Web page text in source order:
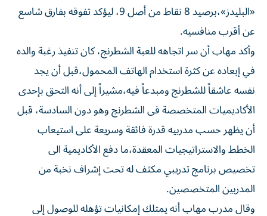
«البليدز»،برصيد 8 نقاط من أصل 9، ليؤكد تفوقه بفارق شاسع
عن أقرب منافسيه.
وأكد مهاب أن سر اتجاهه للعبة الشطرنج، كان تنفيذ رغبة والده
في إبعاده عن كثرة استخدام الهاتف المحمول،قبل أن يجد
نفسه عاشقاً للشطرنج ومبدعاً فيه،مشيراً إلى أنه التحق بإحدى
الأكاديميات المتخصصة فى الشطرنج وهو دون السادسة، قبل
أن يظهر حسب مدربيه قدرة فائقة وسريعة على استيعاب
الخطط والاستراتيجيات المعقدة،ما دفع الأكاديمية الى
تخصيص برنامج تدريبي مكثف له تحت إشراف نخبة من
المدربين المتخصصين.
وقال مدرب مهاب أنه يمتلك إمكانيات تؤهله للوصول إلى